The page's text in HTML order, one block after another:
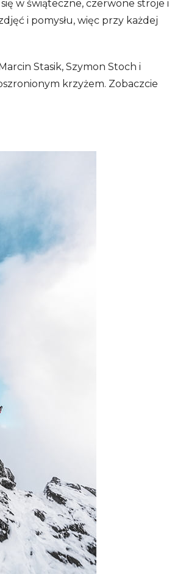
w świąteczne, czerwone stroje i
i pomysłu, więc przy każdej
Stasik, Szymon Stoch i
krzyżem. Zobaczcie